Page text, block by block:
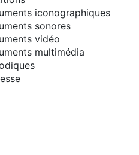
iconographiques
sonores
vidéo
multimédia